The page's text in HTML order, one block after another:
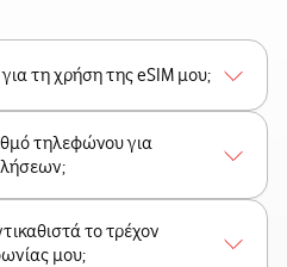
τη χρήση της eSIM μου;
τηλεφώνου για
το τρέχον
μου;